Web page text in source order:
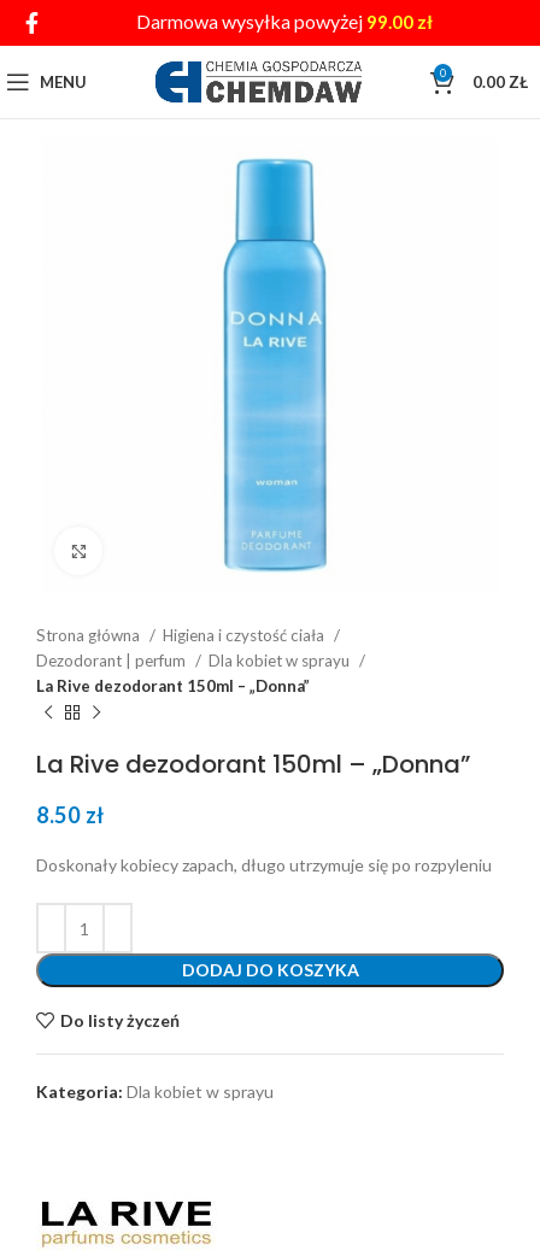
Darmowa wysyłka powyżej 99.00 zł
MENU 0 0.00 ZŁ
Strona główna
Higiena i czystość ciała
Dezodorant | perfum
Dla kobiet w sprayu
La Rive dezodorant 150ml – „Donna”
La Rive dezodorant 150ml – „Donna”
8.50 zł
Doskonały kobiecy zapach, długo utrzymuje się po rozpyleniu
DODAJ DO KOSZYKA
Do listy życzeń
Kategoria: Dla kobiet w sprayu